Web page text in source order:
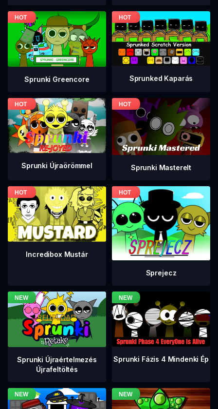
Sprunki Greencore Sprunked Kaparás
Sprunki Újraörömmel Sprunki Masterelt
Incredibox Mustár
Sprejecz
Sprunki Újraértelmezés
Újrafeltöltés
Sprunki Fázis 4 Mindenki Ép